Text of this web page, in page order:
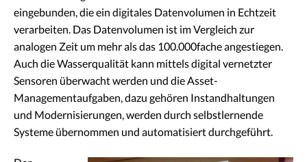
eingebunden, die ein digitales Datenvolumen in Echtzeit
verarbeiten. Das Datenvolumen ist im Vergleich zur
analogen Zeit um mehr als das 100.000fache angestiegen.
Auch die Wasserqualität kann mittels digital vernetzter
Sensoren überwacht werden und die Asset-
Managementaufgaben, dazu gehören Instandhaltungen
und Modernisierungen, werden durch selbstlernende
Systeme übernommen und automatisiert durchgeführt.